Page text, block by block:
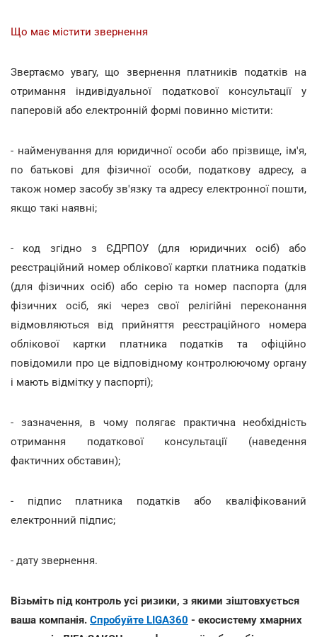
Що має містити звернення
Звертаємо увагу, що звернення платників податків на
отримання індивідуальної податкової консультації у
паперовій або електронній формі повинно містити:
- найменування для юридичної особи або прізвище, ім'я,
по батькові для фізичної особи, податкову адресу, а
також номер засобу зв'язку та адресу електронної пошти,
якщо такі наявні;
- код згідно з ЄДРПОУ (для юридичних осіб) або
реєстраційний номер облікової картки платника податків
(для фізичних осіб) або серію та номер паспорта (для
фізичних осіб, які через свої релігійні переконання
відмовляються від прийняття реєстраційного номера
облікової картки платника податків та офіційно
повідомили про це відповідному контролюючому органу
і мають відмітку у паспорті);
- зазначення, в чому полягає практична необхідність
отримання податкової консультації (наведення
фактичних обставин);
- підпис платника податків або кваліфікований
електронний підпис;
- дату звернення.
Візьміть під контроль усі ризики, з якими зіштовхується
ваша компанія. Спробуйте LIGA360 - екосистему хмарних